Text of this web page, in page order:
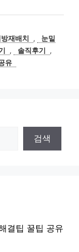
재배치 ,
눈밑
, 솔직후기
,
유
검색
결팁 꿀팁 공유